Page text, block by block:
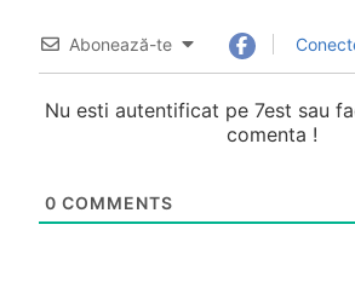
Abonează-te
Nu esti autentificat pe 7est sau
comenta !
0 COMMENTS